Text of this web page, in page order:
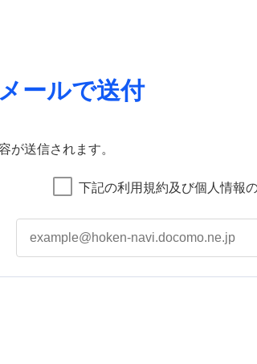
ールで送付
が送信されます。
下記の利用規約及び個人情報